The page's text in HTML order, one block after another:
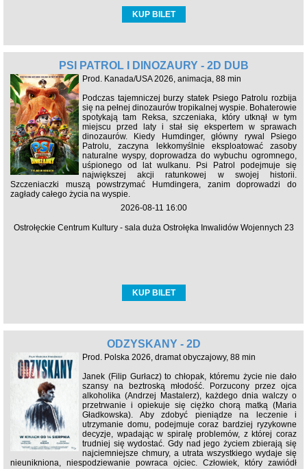
KUP BILET
PSI PATROL I DINOZAURY - 2D DUB
Prod. Kanada/USA 2026, animacja, 88 min
Podczas tajemniczej burzy statek Psiego Patrolu rozbija
się na pełnej dinozaurów tropikalnej wyspie. Bohaterowie
spotykają tam Reksa, szczeniaka, który utknął w tym
miejscu przed laty i stał się ekspertem w sprawach
dinozaurów. Kiedy Humdinger, główny rywal Psiego
Patrolu, zaczyna lekkomyślnie eksploatować zasoby
naturalne wyspy, doprowadza do wybuchu ogromnego,
uśpionego od lat wulkanu. Psi Patrol podejmuje się
największej akcji ratunkowej w swojej historii.
Szczeniaczki muszą powstrzymać Humdingera, zanim doprowadzi do
zagłady całego życia na wyspie.
2026-08-11 16:00
Ostrołęckie Centrum Kultury - sala duża Ostrołęka Inwalidów Wojennych 23
KUP BILET
ODZYSKANY - 2D
Prod. Polska 2026, dramat obyczajowy, 88 min
Janek (Filip Gurłacz) to chłopak, któremu życie nie dało
szansy na beztroską młodość. Porzucony przez ojca
alkoholika (Andrzej Mastalerz), każdego dnia walczy o
przetrwanie i opiekuje się ciężko chorą matką (Maria
Gładkowska). Aby zdobyć pieniądze na leczenie i
utrzymanie domu, podejmuje coraz bardziej ryzykowne
decyzje, wpadając w spiralę problemów, z której coraz
trudniej się wydostać. Gdy nad jego życiem zbierają się
najciemniejsze chmury, a utrata wszystkiego wydaje się
nieunikniona, niespodziewanie powraca ojciec. Człowiek, który zawiódł